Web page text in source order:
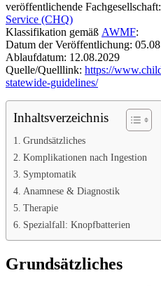
veröffentlichende Fachgesellschaft:
Service (CHQ)
Klassifikation gemäß AWMF:
Datum der Veröffentlichung:
Ablaufdatum: 12.08.2029
Quelle/Quelllink: https://
statewide-guidelines/
Inhaltsverzeichnis
Grundsätzliches
Komplikationen nach Ingestion
Symptomatik
Anamnese & Diagnostik
Therapie
Spezialfall: Knopfbatterien
Grundsätzliches